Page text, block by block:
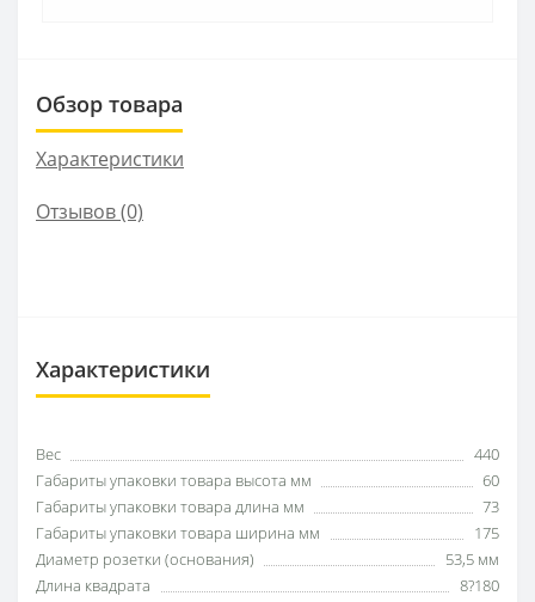
Обзор товара
Характеристики
Отзывов (0)
Характеристики
Вес
440
Габариты упаковки товара высота мм
60
Габариты упаковки товара длина мм
73
Габариты упаковки товара ширина мм
175
Диаметр розетки (основания)
53,5 мм
Длина квадрата
8?180